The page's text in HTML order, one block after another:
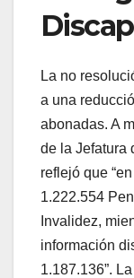
La no
a una
abonadas. A
de la Jefatura
reflejó que
1.222.554
Invalidez,
información
1.187.136”.